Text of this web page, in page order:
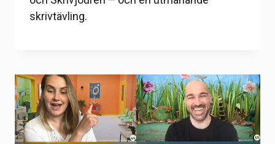
skrivtävling.